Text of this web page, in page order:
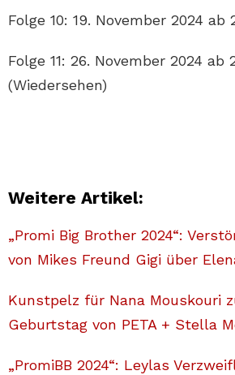
Folge 10: 19. November 2024 ab
Folge 11: 26. November 2024 ab
(Wiedersehen)
Weitere Artikel:
„Promi Big Brother 2024“:
von Mikes Freund Gigi über
Kunstpelz für Nana Mouskouri
Geburtstag von PETA + Stella
„PromiBB 2024“: Leylas